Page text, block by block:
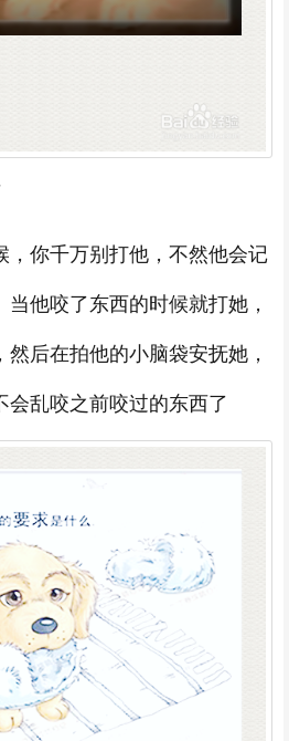
，你千万别打他，不然他会记
他咬了东西的时候就打她，
后在拍他的小脑袋安抚她，
会乱咬之前咬过的东西了